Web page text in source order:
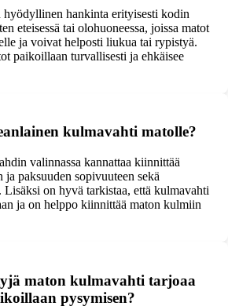
hankinta erityisesti kodin
eteisessä tai olohuoneessa, joissa matot
ja voivat helposti liukua tai rypistyä.
paikoillaan turvallisesti ja ehkäisee
kulmavahti matolle?
valinnassa kannattaa kiinnittää
paksuuden sopivuuteen sekä
Lisäksi on hyvä tarkistaa, että kulmavahti
ja on helppo kiinnittää maton kulmiin
maton kulmavahti tarjoaa
pysymisen?